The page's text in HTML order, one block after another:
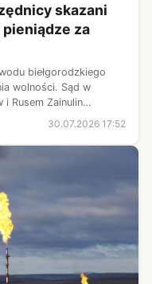
skazani
za
biełgorodzkiego
wolności. Sąd w
i Rusem Zainulin
umocnień na granicy z
30.07.2026 17:52